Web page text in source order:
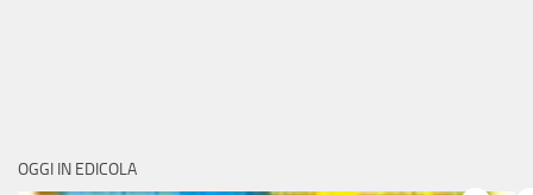
OGGI IN EDICOLA